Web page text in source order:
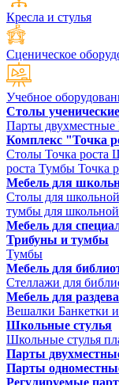
Кресла и стулья
Сценическое
Учебное
Столы ученические
Парты двухместные
Комплекс "Точка
Столы Точка роста
роста Тумбы Точка
Мебель для
Столы для
тумбы для
Мебель для
Трибуны и тумбы
Тумбы
Мебель для
Стеллажи для
Мебель для
Вешалки Банкетки
Школьные стулья
Школьные стулья
Парты
Парты
Регулируемые